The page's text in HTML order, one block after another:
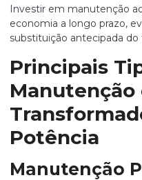
Investir em manutenção
economia a longo prazo,
substituição antecipada do
Principais
Manutenção
Potência
Manutenção